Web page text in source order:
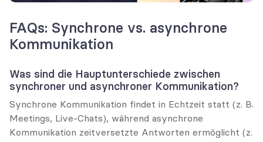
FAQs: Synchrone vs. asynchrone
Kommunikation
Was sind die Hauptunterschiede zwischen
synchroner und asynchroner Kommunikation?
Synchrone Kommunikation findet in Echtzeit statt (z. B.
Meetings, Live-Chats), während asynchrone
Kommunikation zeitversetzte Antworten ermöglicht (z.